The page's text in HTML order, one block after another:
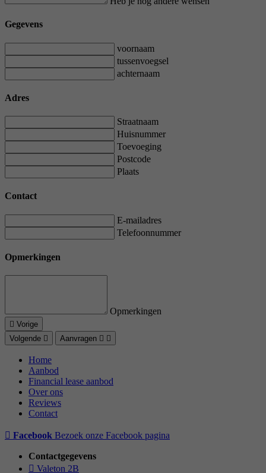
Gegevens
voornaam
tussenvoegsel
achternaam
Adres
Straatnaam
Huisnummer
Toevoeging
Postcode
Plaats
Contact
E-mailadres
Telefoonnummer
Opmerkingen
Opmerkingen
Vorige
Volgende
Aanvragen
Home
Aanbod
Financial lease aanbod
Over ons
Reviews
Contact
Facebook Bezoek onze Facebook pagina
Contactgegevens
Valeton 2B